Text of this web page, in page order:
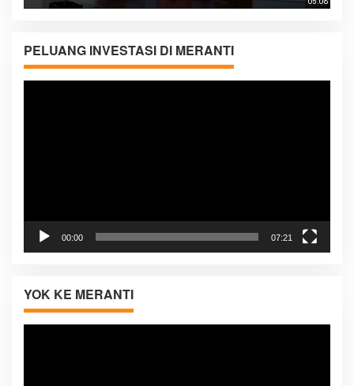
PELUANG INVESTASI DI MERANTI
00:00 07:21
YOK KE MERANTI